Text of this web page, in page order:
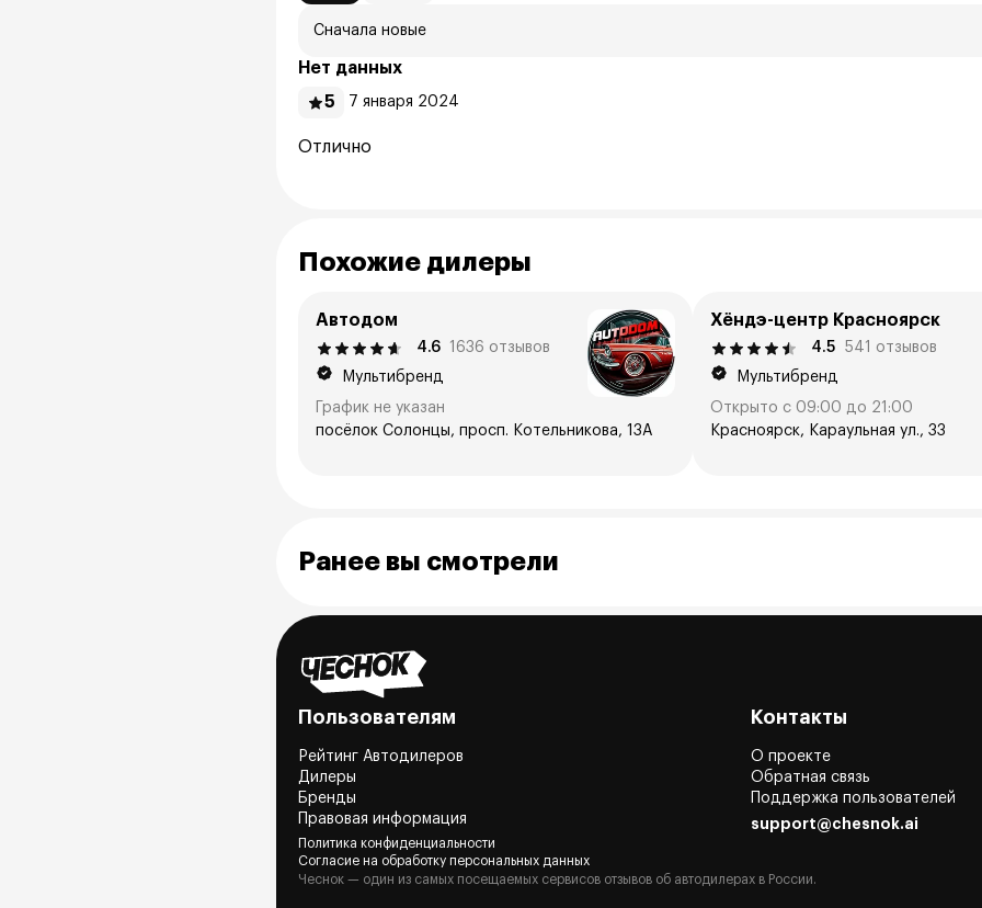
Сначала новые
Нет данных
5
7 января 2024
Отлично
Похожие дилеры
Автодом
4.6
1636 отзывов
Мультибренд
График не указан
посёлок Солонцы, просп. Котельникова, 13А
Хёндэ-центр Красноярск
4.5
541 отзывов
Мультибренд
Открыто с 09:00 до 21:00
Красноярск, Караульная ул., 33
Ранее вы смотрели
Пользователям
Рейтинг Автодилеров
Дилеры
Бренды
Правовая информация
Контакты
О проекте
Обратная связь
Поддержка пользователей
support@chesnok.ai
Политика конфиденциальности
Согласие на обработку персональных данных
Чеснок — один из самых посещаемых сервисов отзывов об автодилерах в России.